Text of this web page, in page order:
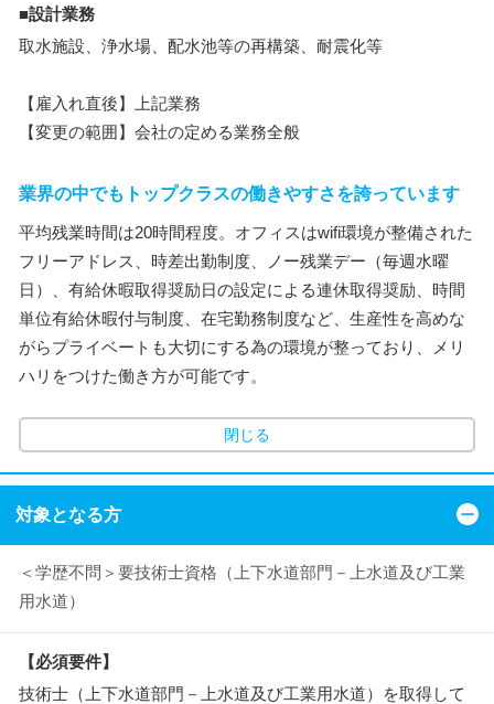
■設計業務
取水施設、浄水場、配水池等の再構築、耐震化等
【雇入れ直後】上記業務
【変更の範囲】会社の定める業務全般
業界の中でもトップクラスの働きやすさを誇っています
平均残業時間は20時間程度。オフィスはwifi環境が整備された
フリーアドレス、時差出勤制度、ノー残業デー（毎週水曜
日）、有給休暇取得奨励日の設定による連休取得奨励、時間
単位有給休暇付与制度、在宅勤務制度など、生産性を高めな
がらプライベートも大切にする為の環境が整っており、メリ
ハリをつけた働き方が可能です。
閉じる
対象となる方
＜学歴不問＞要技術士資格（上下水道部門－上水道及び工業
用水道）
【必須要件】
技術士（上下水道部門－上水道及び工業用水道）を取得して